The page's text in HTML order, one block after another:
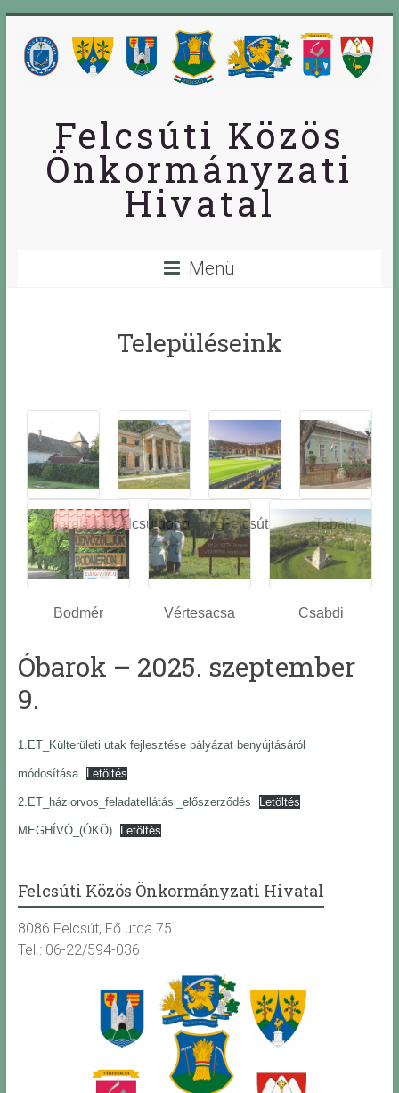
Felcsúti Közös
Önkormányzati
Hivatal
Menü
Településeink
Óbarok
Alcsútdobo
z
Felcsút Tabajd
Bodmér Vértesacsa Csabdi
Óbarok – 2025. szeptember
9.
1.ET_Külterületi utak fejlesztése pályázat benyújtásáról
módosítása Letöltés
2.ET_háziorvos_feladatellátási_előszerződés Letöltés
MEGHÍVÓ_(ÓKÖ) Letöltés
Felcsúti Közös Önkormányzati Hivatal
8086 Felcsút, Fő utca 75.
Tel.: 06-22/594-036